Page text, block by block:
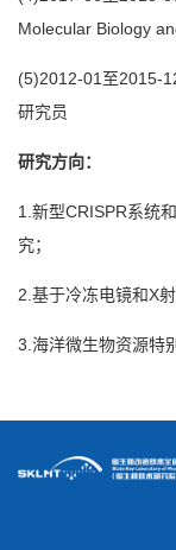
Molecular Biology
(5)2012-01至2015-
研究员
研究方向：
1.新型CRISPR系统
究；
2.基于冷冻电镜和X
3.海洋微生物资源特